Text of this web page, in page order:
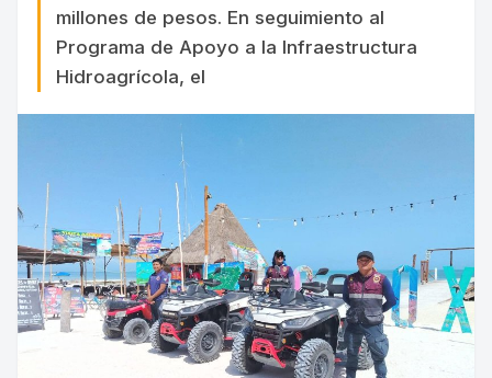
millones de pesos. En seguimiento al
Programa de Apoyo a la Infraestructura
Hidroagrícola, el